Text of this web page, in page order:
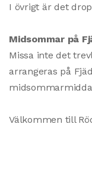
I övrigt är det
Midsommar på
Missa inte det
arrangeras på
Välkommen till